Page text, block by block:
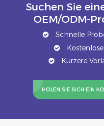
Suchen Sie
OEM/ODM-
Schnelle
Kürzere
HOLEN SIE SICH EIN